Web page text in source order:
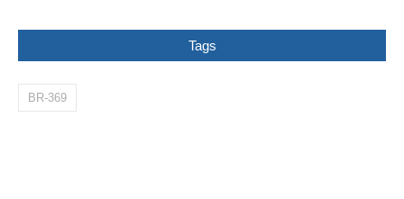
Tags
BR-369